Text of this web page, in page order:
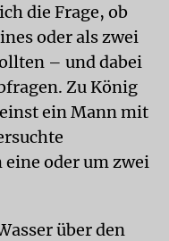
die Frage, ob
oder als zwei
– und dabei
Zu König
ein Mann mit
oder um zwei
über den